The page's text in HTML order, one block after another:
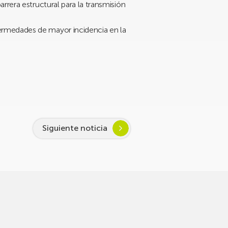
estructural para la transmisión
de mayor incidencia en la
Siguiente noticia